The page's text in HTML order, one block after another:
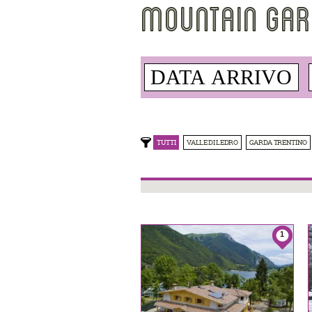
MOUNTAIN
TUTTI VALLE DI LEDRO GARDA TRENTINO
1